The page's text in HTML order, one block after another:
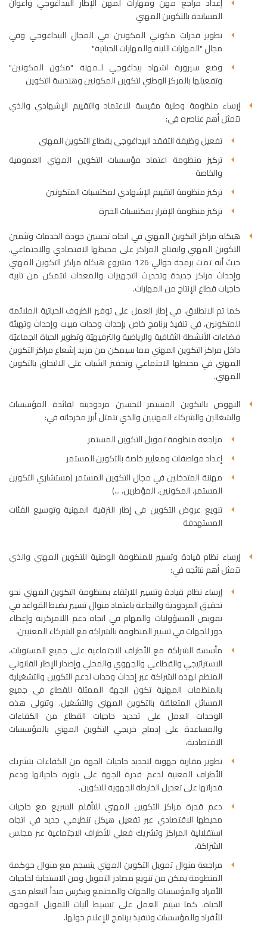
المساندة بالتكوين المهني
تطوير قدرات مكوني المكونين في المجال البيداغوجي وفي
مجال "المهارات اللينة والمهارات الحياتية"
وضع سيرورة اشهاد بيداغوجي لـمهنة "مكون المكونين"
وتفعيلها بالمركز الوطني لتكوين المكونين وهندسة التكوين
إرساء منظومة وطنية مقيسة للاعتماد والتقييم الإشهادي والذي
تتمثل أهم عناصره في:
تفعيل وظيفة التفقد البيداغوجي بقطاع التكوين المهني
تركيز منظومة اعتماد مؤسسات التكوين المهني العمومية
والخاصة
تركيز منظومة التقييم الإشهادي لمكتسبات المتكونين
تركيز منظومة الإقرار بمكتسبات الخبرة
هيكلة مراكز التكوين المهني في اتجاه تحسين جودة الخدمات وتثمين
التكوين المهني وانفتاح المراكز على محيطها الاقتصادي والاجتماعي.
حيث أنه تمت برمجة حوالي 126 مشروع هيكلة مراكز التكوين المهني
وإحداث مراكز جديدة وتحديث التجهيزات والمعدات لتتمكن من تلبية
حاجيات قطاع الإنتاج من المهارات.
كما تم الانطلاق، في إطار العمل على توفير الظروف الحياتية الملائمة
للمتكونين، في تنفيذ برنامج خاص بإحداث وحدات مبيت وإحداث وتهيئة
فضاءات الأنشطة الثقافية والرياضية والترفيهيّة وتطوير الحياة الجماعيّة
داخل مراكز التكوين المهني مما سيمكن من مزيد إشعاع مراكز التكوين
المهني في محيطها الاجتماعي وتحفيز الشباب على الالتحاق بالتكوين
المهني.
النهوض بالتكوين المستمر لتحسين مردوديته لفائدة المؤسسات
والشغالين والشركاء المهنيين والذي تتمثل أبرز مخرجاته في:
مراجعة منظومة تمويل التكوين المستمر
إعداد مواصفات ومعايير خاصة بالتكوين المستمر
مهننة المتدخلين في مجال التكوين المستمر (مستشاري التكوين
المستمر، المكونين، المؤطرين، ...)
تنويع عروض التكوين في إطار الترقية المهنية وتوسيع الفئات
المستهدفة
إرساء نظام قيادة وتسيير للمنظومة الوطنية للتكوين المهني والذي
تتمثل أهم نتائجه في:
إرساء نظام قيادة وتسيير للارتقاء بمنظومة التكوين المهني نحو
تحقيق المردودية والنجاعة باعتماد منوال تسيير يضبط القواعد في
تفويض المسؤوليات والمهام في اتجاه دعم اللامركزية وإعطاء
دور للجهات في تسيير المنظومة بالشراكة مع الشركاء المعنيين،
مأسسة الشراكة مع الأطراف الاجتماعية على جميع المستويات،
الاستراتيجي والقطاعي والجهوي والمحلي وإصدار الإطار القانوني
المنظم لهذه الشراكة عبر إحداث وحدات لدعم التكوين والتشغيلية
بالمنظمات المهنية تكون الجهة الممثلة للقطاع في جميع
المسائل المتعلقة بالتكوين المهني والتشغيل. وتتولى هذه
الوحدات العمل على تحديد حاجيات القطاع من الكفاءات
والمساعدة على إدماج خريجي التكوين المهني بالمؤسسات
الاقتصادية،
تطوير مقاربة جهوية لتحديد حاجيات الجهة من الكفاءات بتشريك
الأطراف المعنية لدعم قدرة الجهة على بلورة حاجياتها ودعم
قدراتها على تعديل الخارطة الجهوية للتكوين.
دعم قدرة مراكز التكوين المهني للتأقلم السريع مع حاجيات
محيطها الاقتصادي عبر تفعيل هيكل تنظيمي جديد في اتجاه
استقلالية المراكز وتشريك فعلي للأطراف الاجتماعية عبر مجلس
الشراكة،
مراجعة منوال تمويل التكوين المهني ينسجم مع منوال حوكمة
المنظومة يمكن من تنويع مصادر التمويل ومن الاستجابة لحاجيات
الأفراد والمؤسسات والجهات والمجتمع ويكرس مبدأ التعلم مدى
الحياة. كما سيتم العمل على تبسيط آليات التمويل الموجهة
للأفراد والمؤسسات وتنفيذ برنامج للإعلام حولها.